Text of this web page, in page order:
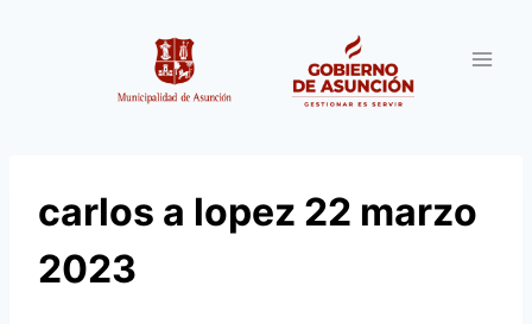
carlos a lopez 22 marzo
2023